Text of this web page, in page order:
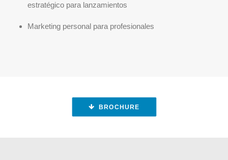
estratégico para lanzamientos
Marketing personal para profesionales
BROCHURE